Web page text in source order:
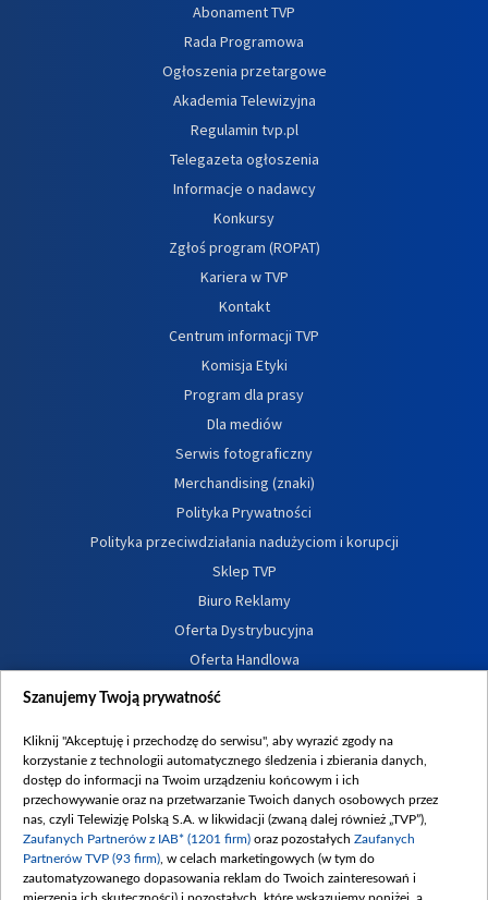
Abonament TVP
Rada Programowa
Ogłoszenia przetargowe
Akademia Telewizyjna
Regulamin tvp.pl
Telegazeta ogłoszenia
Informacje o nadawcy
Konkursy
Zgłoś program (ROPAT)
Kariera w TVP
Kontakt
Centrum informacji TVP
Komisja Etyki
Program dla prasy
Dla mediów
Serwis fotograficzny
Merchandising (znaki)
Polityka Prywatności
Polityka przeciwdziałania nadużyciom i korupcji
Sklep TVP
Biuro Reklamy
Oferta Dystrybucyjna
Oferta Handlowa
Dostępność
Procedura zgłoszeń wewnętrznych
Szanujemy Twoją prywatność
Kliknij "Akceptuję i przechodzę do serwisu", aby wyrazić zgody na
korzystanie z technologii automatycznego śledzenia i zbierania danych,
dostęp do informacji na Twoim urządzeniu końcowym i ich
przechowywanie oraz na przetwarzanie Twoich danych osobowych przez
nas, czyli Telewizję Polską S.A. w likwidacji (zwaną dalej również „TVP”),
Zaufanych Partnerów z IAB* (1201 firm) oraz pozostałych Zaufanych
Partnerów TVP (93 firm) , w celach marketingowych (w tym do
zautomatyzowanego dopasowania reklam do Twoich zainteresowań i